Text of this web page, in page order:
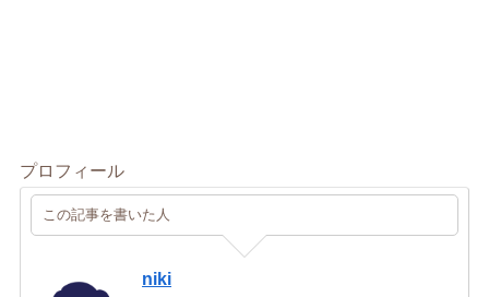
プロフィール
この記事を書いた人
niki